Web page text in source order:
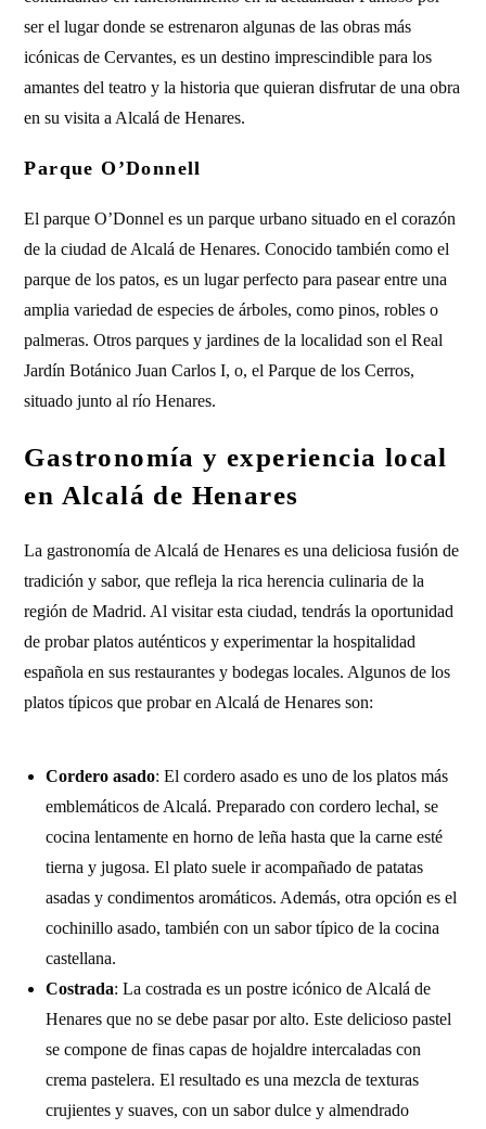
ser el lugar donde se estrenaron algunas de las obras más
icónicas de Cervantes, es un destino imprescindible para los
amantes del teatro y la historia que quieran disfrutar de una obra
en su visita a Alcalá de Henares.
Parque O’Donnell
El parque O’Donnel es un parque urbano situado en el corazón
de la ciudad de Alcalá de Henares. Conocido también como el
parque de los patos, es un lugar perfecto para pasear entre una
amplia variedad de especies de árboles, como pinos, robles o
palmeras. Otros parques y jardines de la localidad son el Real
Jardín Botánico Juan Carlos I, o, el Parque de los Cerros,
situado junto al río Henares.
Gastronomía y experiencia local
en Alcalá de Henares
La gastronomía de Alcalá de Henares es una deliciosa fusión de
tradición y sabor, que refleja la rica herencia culinaria de la
región de Madrid. Al visitar esta ciudad, tendrás la oportunidad
de probar platos auténticos y experimentar la hospitalidad
española en sus restaurantes y bodegas locales. Algunos de los
platos típicos que probar en Alcalá de Henares son:
Cordero asado: El cordero asado es uno de los platos más
emblemáticos de Alcalá. Preparado con cordero lechal, se
cocina lentamente en horno de leña hasta que la carne esté
tierna y jugosa. El plato suele ir acompañado de patatas
asadas y condimentos aromáticos. Además, otra opción es el
cochinillo asado, también con un sabor típico de la cocina
castellana.
Costrada: La costrada es un postre icónico de Alcalá de
Henares que no se debe pasar por alto. Este delicioso pastel
se compone de finas capas de hojaldre intercaladas con
crema pastelera. El resultado es una mezcla de texturas
crujientes y suaves, con un sabor dulce y almendrado